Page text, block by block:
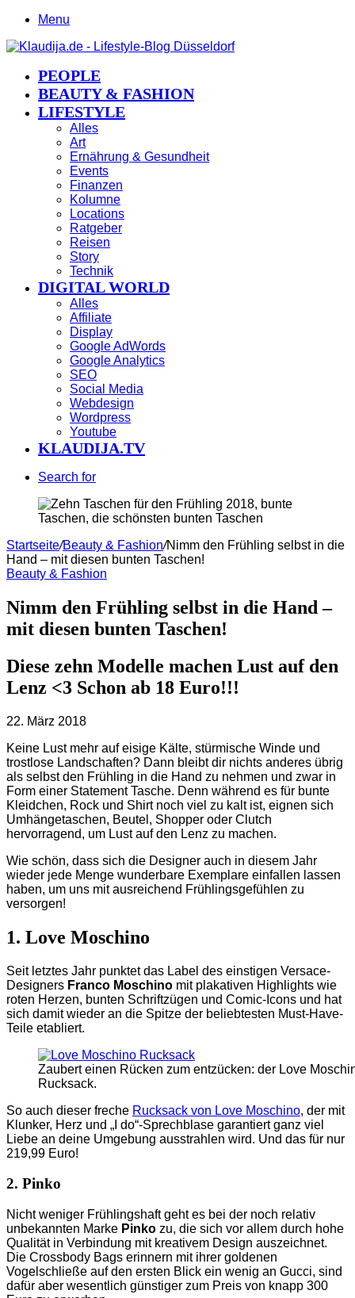
Menu
PEOPLE
BEAUTY & FASHION
LIFESTYLE
Alles
Art
Ernährung & Gesundheit
Events
Finanzen
Kolumne
Locations
Ratgeber
Reisen
Story
Technik
DIGITAL WORLD
Alles
Affiliate
Display
Google AdWords
Google Analytics
SEO
Social Media
Webdesign
Wordpress
Youtube
KLAUDIJA.TV
Search for
Startseite/Beauty & Fashion/Nimm den Frühling selbst in die
Hand – mit diesen bunten Taschen!
Beauty & Fashion
Nimm den Frühling selbst in die Hand –
mit diesen bunten Taschen!
Diese zehn Modelle machen Lust auf den
Lenz <3 Schon ab 18 Euro!!!
22. März 2018
Keine Lust mehr auf eisige Kälte, stürmische Winde und
trostlose Landschaften? Dann bleibt dir nichts anderes übrig
als selbst den Frühling in die Hand zu nehmen und zwar in
Form einer Statement Tasche. Denn während es für bunte
Kleidchen, Rock und Shirt noch viel zu kalt ist, eignen sich
Umhängetaschen, Beutel, Shopper oder Clutch
hervorragend, um Lust auf den Lenz zu machen.
Wie schön, dass sich die Designer auch in diesem Jahr
wieder jede Menge wunderbare Exemplare einfallen lassen
haben, um uns mit ausreichend Frühlingsgefühlen zu
versorgen!
1. Love Moschino
Seit letztes Jahr punktet das Label des einstigen Versace-
Designers Franco Moschino mit plakativen Highlights wie
roten Herzen, bunten Schriftzügen und Comic-Icons und hat
sich damit wieder an die Spitze der beliebtesten Must-Have-
Teile etabliert.
Zaubert einen Rücken zum entzücken: der Love
Rucksack.
So auch dieser freche Rucksack von Love Moschino, der mit
Klunker, Herz und „I do“-Sprechblase garantiert ganz viel
Liebe an deine Umgebung ausstrahlen wird. Und das für nur
219,99 Euro!
2. Pinko
Nicht weniger Frühlingshaft geht es bei der noch relativ
unbekannten Marke Pinko zu, die sich vor allem durch hohe
Qualität in Verbindung mit kreativem Design auszeichnet.
Die Crossbody Bags erinnern mit ihrer goldenen
Vogelschließe auf den ersten Blick ein wenig an Gucci, sind
dafür aber wesentlich günstiger zum Preis von knapp 300